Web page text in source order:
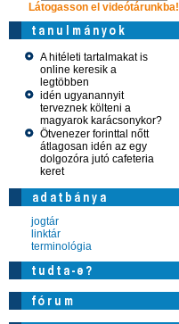
Látogasson el videótárunkba!
A hitéleti tartalmakat is
online keresik a
legtöbben
idén ugyanannyit
terveznek költeni a
magyarok karácsonykor?
Ötvenezer forinttal nőtt
átlagosan idén az egy
dolgozóra jutó cafeteria
keret
jogtár
linktár
terminológia